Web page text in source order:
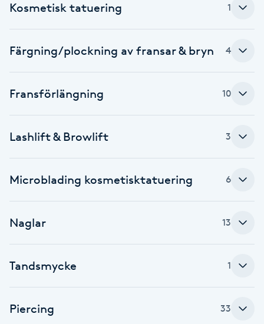
Balayage
Bambumassage
BIAB
Blowout
Brynformning
Brynfärgning
Kosmetisk tatuering 1
Färgning/plockning av fransar & bryn 4
Fransförlängning 10
Lashlift & Browlift 3
Microblading kosmetisktatuering 6
Naglar 13
Tandsmycke 1
Piercing 33